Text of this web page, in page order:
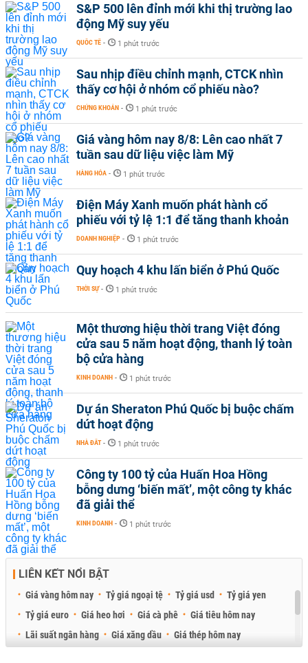
S&P 500 lên đỉnh mới khi thị trường lao
động Mỹ suy yếu
QUỐC TẾ - 1 phút trước
Sau nhịp điều chỉnh mạnh, CTCK nhìn
thấy cơ hội ở nhóm cổ phiếu nào?
CHỨNG KHOÁN - 1 phút trước
Giá vàng hôm nay 8/8: Lên cao nhất 7
tuần sau dữ liệu việc làm Mỹ
HÀNG HÓA - 1 phút trước
Điện Máy Xanh muốn phát hành cổ
phiếu với tỷ lệ 1:1 để tăng thanh khoản
DOANH NGHIỆP - 1 phút trước
Quy hoạch 4 khu lấn biển ở Phú Quốc
THỜI SỰ - 1 phút trước
Một thương hiệu thời trang Việt đóng
cửa sau 5 năm hoạt động, thanh lý toàn
bộ cửa hàng
KINH DOANH - 1 phút trước
Dự án Sheraton Phú Quốc bị buộc chấm
dứt hoạt động
NHÀ ĐẤT - 1 phút trước
Công ty 100 tỷ của Huấn Hoa Hồng
bỗng dưng ‘biến mất’, một công ty khác
đã giải thể
KINH DOANH - 1 phút trước
LIÊN KẾT NỔI BẬT
Giá vàng hôm nay Tỷ giá ngoại tệ Tỷ giá usd
Tỷ giá yen
Tỷ giá euro
Giá heo hơi Giá cà phê
Giá tiêu hôm nay
Lãi suất ngân hàng
Giá xăng dầu
Giá thép hôm nay